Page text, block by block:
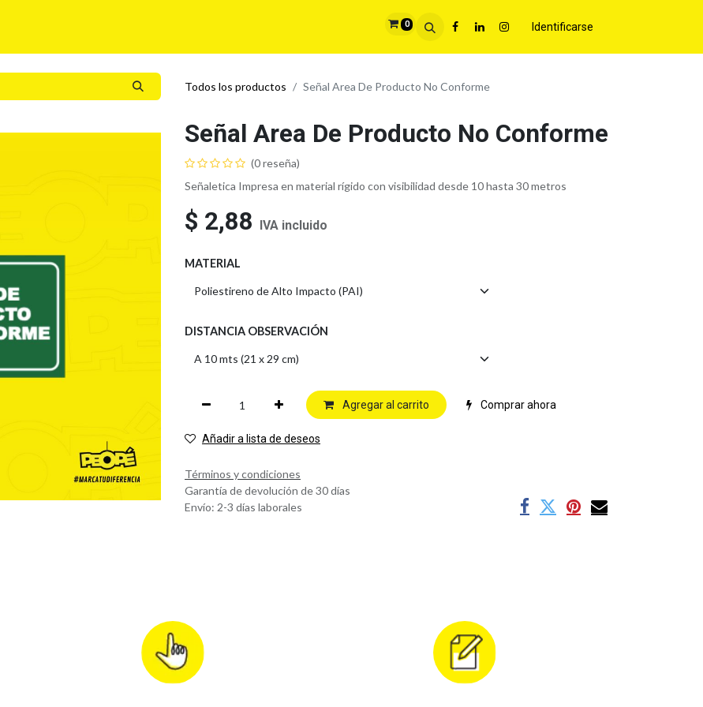
0 Identificarse
Todos los productos Señal Area De Producto No Conforme
Señal Area De Producto No Conforme
(0 reseña)
Señaletica Impresa en material rígido con visibilidad desde 10 hasta 30 metros
$ 2,88 IVA incluido
MATERIAL
DISTANCIA OBSERVACIÓN
Agregar al carrito Comprar ahora
Añadir a lista de deseos
Términos y condiciones
Garantía de devolución de 30 días
Envío: 2-3 días laborales